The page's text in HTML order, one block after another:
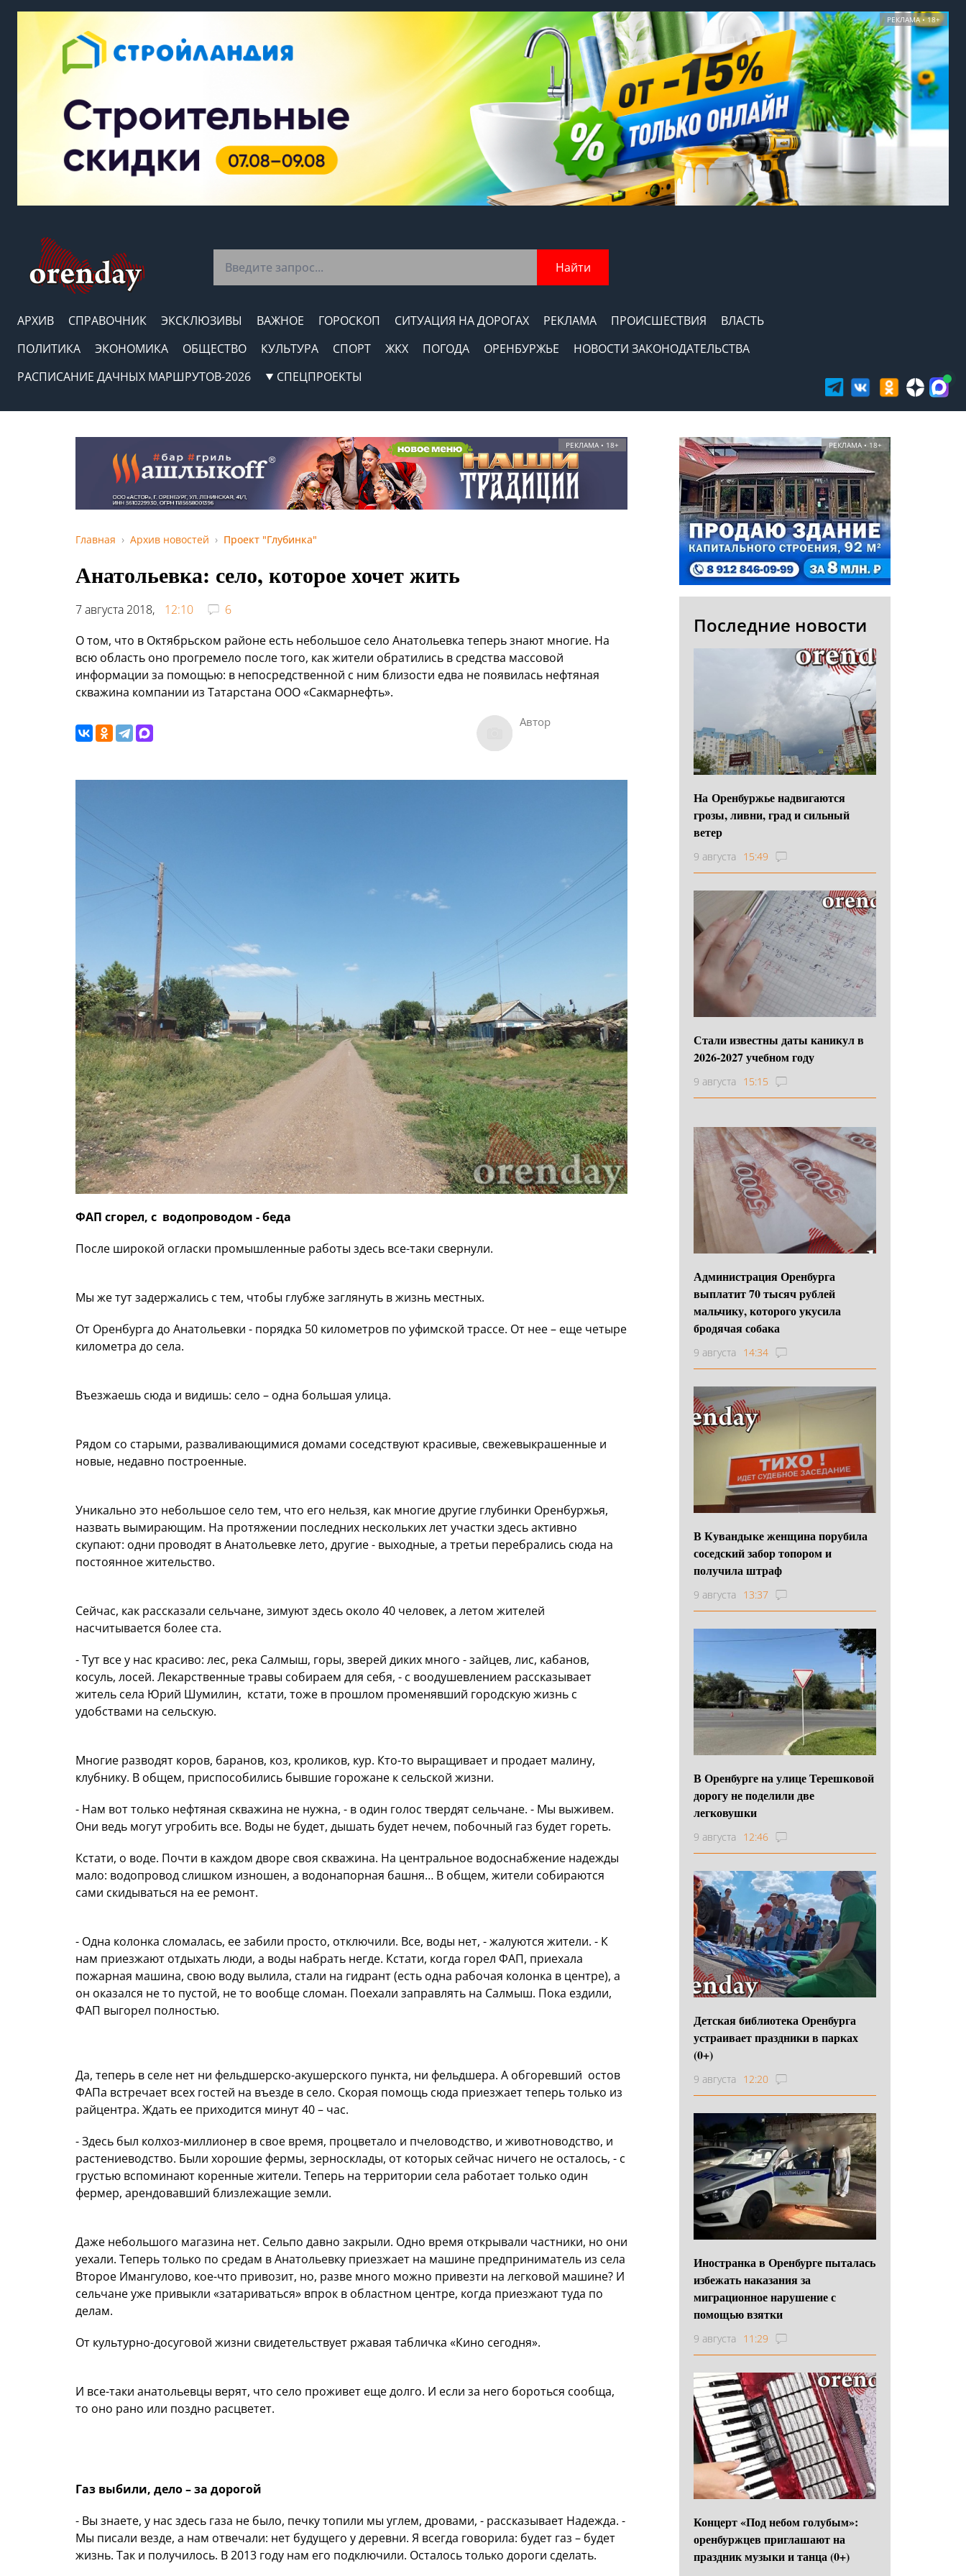
РЕКЛАМА • 18+
Найти
АРХИВ СПРАВОЧНИК ЭКСКЛЮЗИВЫ ВАЖНОЕ ГОРОСКОП СИТУАЦИЯ НА ДОРОГАХ РЕКЛАМА ПРОИСШЕСТВИЯ
ВЛАСТЬ
ПОЛИТИКА
ЭКОНОМИКА ОБЩЕСТВО КУЛЬТУРА СПОРТ ЖКХ ПОГОДА ОРЕНБУРЖЬЕ
НОВОСТИ ЗАКОНОДАТЕЛЬСТВА
РАСПИСАНИЕ ДАЧНЫХ МАРШРУТОВ-2026
СПЕЦПРОЕКТЫ
РЕКЛАМА • 18+
Главная Архив новостей Проект "Глубинка"
Анатольевка: село, которое хочет жить
7 августа 2018, 12:10
6
О том, что в Октябрьском районе есть небольшое село Анатольевка теперь знают многие. На
всю область оно прогремело после того, как жители обратились в средства массовой
информации за помощью: в непосредственной с ним близости едва не появилась нефтяная
скважина компании из Татарстана ООО «Сакмарнефть».
Автор
ФАП сгорел, с водопроводом - беда
После широкой огласки промышленные работы здесь все-таки свернули.
Мы же тут задержались с тем, чтобы глубже заглянуть в жизнь местных.
От Оренбурга до Анатольевки - порядка 50 километров по уфимской трассе. От нее – еще четыре
километра до села.
Въезжаешь сюда и видишь: село – одна большая улица.
Рядом со старыми, разваливающимися домами соседствуют красивые, свежевыкрашенные и
новые, недавно построенные.
Уникально это небольшое село тем, что его нельзя, как многие другие глубинки Оренбуржья,
назвать вымирающим. На протяжении последних нескольких лет участки здесь активно
скупают: одни проводят в Анатольевке лето, другие - выходные, а третьи перебрались сюда на
постоянное жительство.
Сейчас, как рассказали сельчане, зимуют здесь около 40 человек, а летом жителей
насчитывается более ста.
- Тут все у нас красиво: лес, река Салмыш, горы, зверей диких много - зайцев, лис, кабанов,
косуль, лосей. Лекарственные травы собираем для себя, - с воодушевлением рассказывает
житель села Юрий Шумилин, кстати, тоже в прошлом променявший городскую жизнь с
удобствами на сельскую.
Многие разводят коров, баранов, коз, кроликов, кур. Кто-то выращивает и продает малину,
клубнику. В общем, приспособились бывшие горожане к сельской жизни.
- Нам вот только нефтяная скважина не нужна, - в один голос твердят сельчане. - Мы выживем.
Они ведь могут угробить все. Воды не будет, дышать будет нечем, побочный газ будет гореть.
Кстати, о воде. Почти в каждом дворе своя скважина. На центральное водоснабжение надежды
мало: водопровод слишком изношен, а водонапорная башня… В общем, жители собираются
сами скидываться на ее ремонт.
- Одна колонка сломалась, ее забили просто, отключили. Все, воды нет, - жалуются жители. - К
нам приезжают отдыхать люди, а воды набрать негде. Кстати, когда горел ФАП, приехала
пожарная машина, свою воду вылила, стали на гидрант (есть одна рабочая колонка в центре), а
он оказался не то пустой, не то вообще сломан. Поехали заправлять на Салмыш. Пока ездили,
ФАП выгорел полностью.
Да, теперь в селе нет ни фельдшерско-акушерского пункта, ни фельдшера. А обгоревший остов
ФАПа встречает всех гостей на въезде в село. Скорая помощь сюда приезжает теперь только из
райцентра. Ждать ее приходится минут 40 – час.
- Здесь был колхоз-миллионер в свое время, процветало и пчеловодство, и животноводство, и
растениеводство. Были хорошие фермы, зерносклады, от которых сейчас ничего не осталось, - с
грустью вспоминают коренные жители. Теперь на территории села работает только один
фермер, арендовавший близлежащие земли.
Даже небольшого магазина нет. Сельпо давно закрыли. Одно время открывали частники, но они
уехали. Теперь только по средам в Анатольевку приезжает на машине предприниматель из села
Второе Имангулово, кое-что привозит, но, разве много можно привезти на легковой машине? И
сельчане уже привыкли «затариваться» впрок в областном центре, когда приезжают туда по
делам.
От культурно-досуговой жизни свидетельствует ржавая табличка «Кино сегодня».
И все-таки анатольевцы верят, что село проживет еще долго. И если за него бороться сообща,
то оно рано или поздно расцветет.
Газ выбили, дело – за дорогой
- Вы знаете, у нас здесь газа не было, печку топили мы углем, дровами, - рассказывает Надежда. -
Мы писали везде, а нам отвечали: нет будущего у деревни. Я всегда говорила: будет газ – будет
жизнь. Так и получилось. В 2013 году нам его подключили. Осталось только дороги сделать.
РЕКЛАМА • 18+
Последние новости
На Оренбуржье надвигаются
грозы, ливни, град и сильный
ветер
9 августа 15:49
Стали известны даты каникул в
2026-2027 учебном году
9 августа 15:15
Администрация Оренбурга
выплатит 70 тысяч рублей
мальчику, которого укусила
бродячая собака
9 августа 14:34
В Кувандыке женщина порубила
соседский забор топором и
получила штраф
9 августа 13:37
В Оренбурге на улице Терешковой
дорогу не поделили две
легковушки
9 августа 12:46
Детская библиотека Оренбурга
устраивает праздники в парках
(0+)
9 августа 12:20
Иностранка в Оренбурге пыталась
избежать наказания за
миграционное нарушение с
помощью взятки
9 августа 11:29
Концерт «Под небом голубым»:
оренбуржцев приглашают на
праздник музыки и танца (0+)